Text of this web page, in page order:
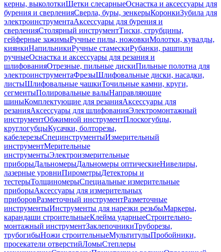
керны, выколоткиЩетки слесарныеОснастка и аксессуары для
бурения и сверленияСверла, буры, зенкерыКоронкиЗубила для
электроинструментаАксессуары для бурения и
сверленияСтолярный инструментТиски, струбцины,
гейферные зажимыРучные пилы, ножовкиМолотки, кувалды,
киянкиНапильникиРучные стамескиРубанки, рашпили
ручныеОснастка и аксессуары для резания и
шлифованияОтрезные, пильные дискиПильные полотна для
электроинструментаФрезыШлифовальные диски, насадки,
листыШлифовальные чашкиТочильные камни, круги,
сегментыПолировальные валыНаправляющие
шиныКомплектующие для резанияАксессуары для
резанияАксессуары для шлифованияЭлектромонтажный
инструментОбжимной инструментПлоскогубцы,
круглогубцыКусачки, болторезы,
кабелерезыСпецинструментыИзмерительный
инструментМерительные
инструментыЭлектроизмерительные
приборыДальномерыДальномеры оптическиеНивелиры,
лазерные уровниПирометрыДетекторы и
тестерыТолщиномерыСпециальные измерительные
приборыАксессуары для измерительных
приборовРазметочный инструментРазметочные
инструментыИнструменты для нарезки резьбыМаркеры,
карандаши строительныеКлейма ударныеСтроительно-
монтажный инструментЗаклепочникиТруборезы,
трубогибыНожи строительныеМультитулыПробойники,
просекатели отверстийЛомыСтеплеры